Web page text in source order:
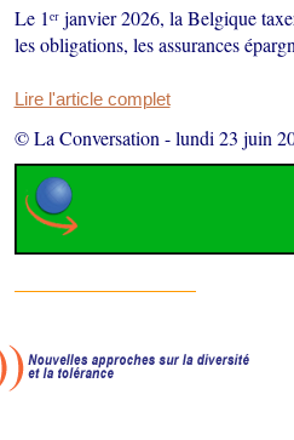
Le 1ᵉʳ janvier 2026, la Belgique
les obligations, les assurances
Lire l'article complet
© La Conversation -lundi 23 juin